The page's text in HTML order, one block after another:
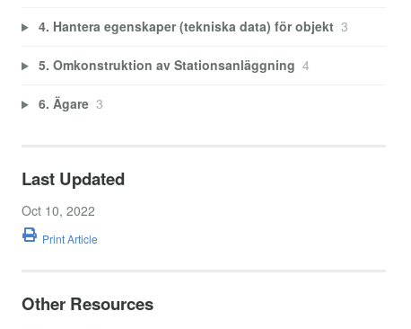
4. Hantera egenskaper (tekniska data) för objekt 3
5. Omkonstruktion av Stationsanläggning 4
6. Ägare 3
Last Updated
Oct 10, 2022
Print Article
Other Resources